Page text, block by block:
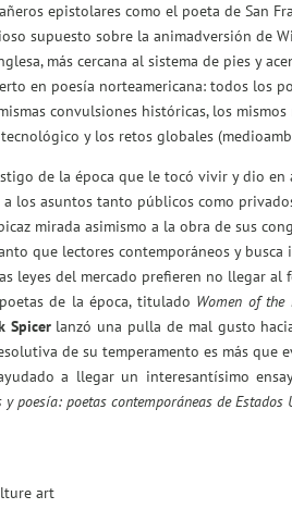
epistolares como el poeta de San
supuesto sobre la animadversión de
más cercana al sistema de pies y
en poesía norteamericana: todos los
convulsiones históricas, los
y los retos globales
de la época que le tocó vivir y dio
los asuntos tanto públicos como
mirada asimismo a la obra de sus
que lectores contemporáneos y
leyes del mercado prefieren no llegar al
de la época, titulado Women of the
Spicer lanzó una pulla de mal gusto
de su temperamento es más que
a llegar un interesantísimo
y poesía: poetas contemporáneas de Estados
art